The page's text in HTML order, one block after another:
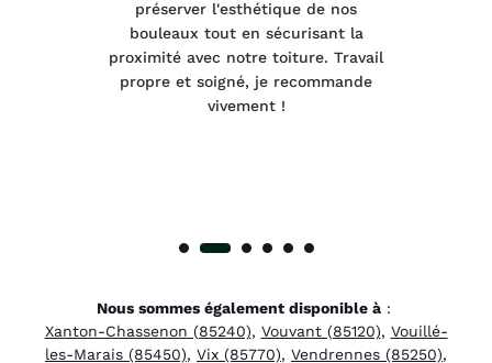
préserver l'esthétique de nos
bouleaux tout en sécurisant la
proximité avec notre toiture. Travail
propre et soigné, je recommande
vivement !
Nous sommes également disponible à:
Xanton-Chassenon (85240), Vouvant (85120), Vouillé-
les-Marais (85450), Vix (85770), Vendrennes (85250),